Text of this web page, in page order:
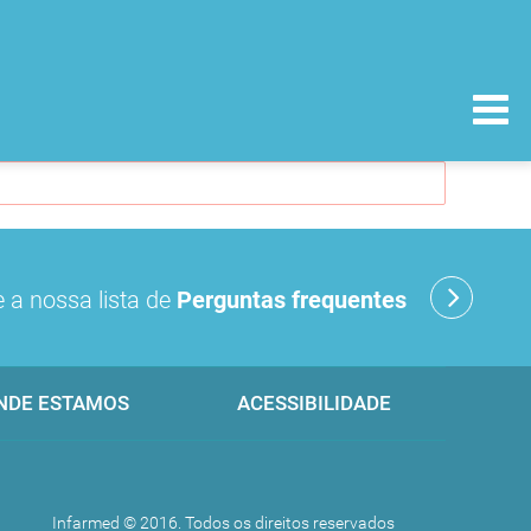
a nossa lista de Perguntas frequentes
ESTAMOS ACESSIBILIDADE
Infarmed © 2016. Todos os direitos reservados